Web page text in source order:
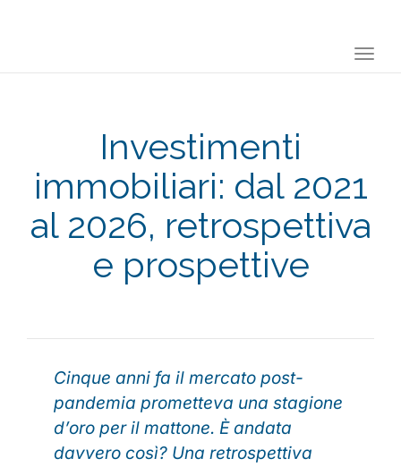
Investimenti
immobiliari: dal 2021
al 2026, retrospettiva
e prospettive
Cinque anni fa il mercato post-
pandemia prometteva una stagione
d’oro per il mattone. È andata
davvero così? Una retrospettiva